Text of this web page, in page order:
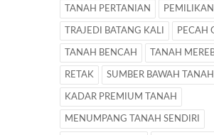
TANAH PERTANIAN
TRAJEDI BATANG KALI PECAH
TANAH BENCAH TANAH
RETAK SUMBER BAWAH TANAH
KADAR PREMIUM TANAH
MENUMPANG TANAH SENDIRI